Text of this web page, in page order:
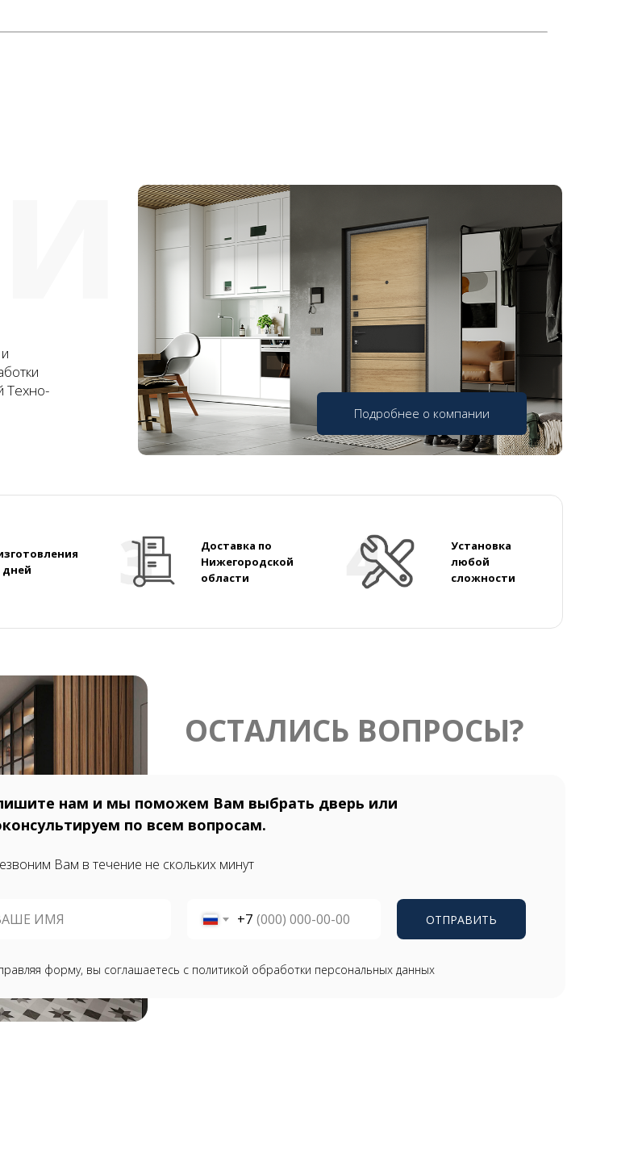
Подробнее о компании
Техно-
дней
Доставка по
Нижегородской
области
Установка
любой
сложности
+7 ОТПРАВИТЬ
ОСТАЛИСЬ ВОПРОСЫ?
нам и мы поможем Вам выбрать дверь или
по всем вопросам.
Вам в течение не скольких минут
форму, вы соглашаетесь с политикой обработки персональных данных